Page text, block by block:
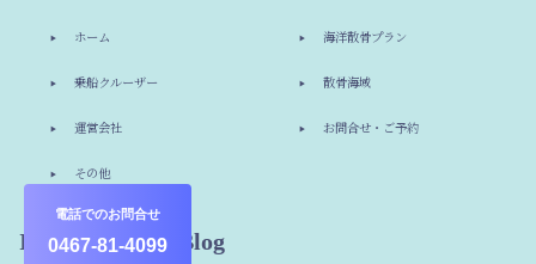
電話でのお問合せ
0467-81-4099
ホーム 海洋散骨プラン
乗船クルーザー 散骨海域
運営会社 お問合せ・ご予約
その他
Information & Blog